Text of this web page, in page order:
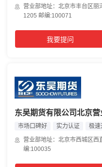
营业部地址：北京市丰台区
1205 邮编:100071
我要提问
东吴期货有限公司北京营
市场口碑好 实力认证
极速
营业部地址：北京市西城区
编:100035